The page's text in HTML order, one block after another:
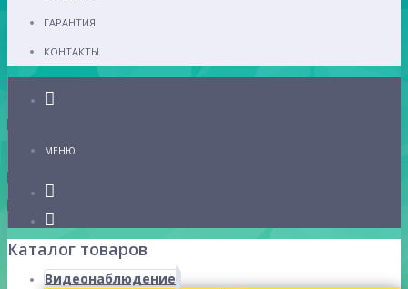
ГАРАНТИЯ
КОНТАКТЫ
МЕНЮ
Каталог товаров
Видеонаблюдение